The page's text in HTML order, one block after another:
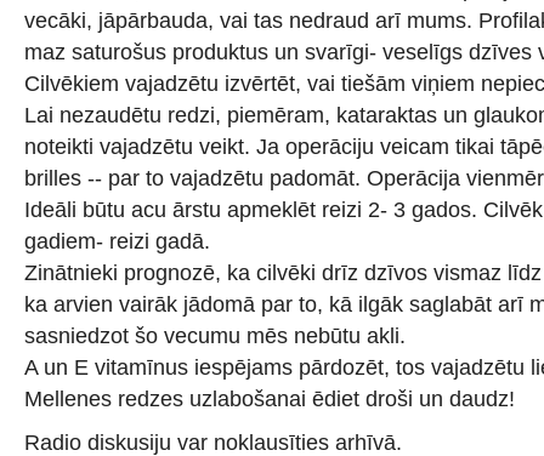
vecāki, jāpārbauda, vai tas nedraud arī mums.
maz saturošus produktus un svarīgi- veselīgs dzīves
Cilvēkiem vajadzētu izvērtēt, vai tiešām viņiem
Lai nezaudētu redzi, piemēram, kataraktas un
noteikti vajadzētu veikt. Ja operāciju veicam tikai
brilles -- par to vajadzētu padomāt. Operācija
Ideāli būtu acu ārstu apmeklēt reizi 2- 3 gados.
gadiem- reizi gadā.
Zinātnieki prognozē, ka cilvēki drīz dzīvos vismaz
ka arvien vairāk jādomā par to, kā ilgāk saglabāt arī
sasniedzot šo vecumu mēs nebūtu akli.
A un E vitamīnus iespējams pārdozēt, tos vajadzētu
Mellenes redzes uzlabošanai ēdiet droši un daudz!
Radio diskusiju var noklausīties arhīvā.